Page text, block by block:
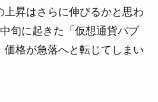
上昇はさらに伸びるかと思わ
旬に起きた「仮想通貨バブ
価格が急落へと転じてしまい